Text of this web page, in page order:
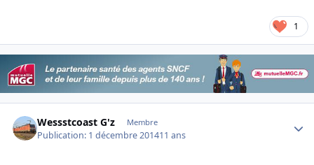
1
Wessstcoast G'z Membre
Publication: 1 décembre 201411 ans